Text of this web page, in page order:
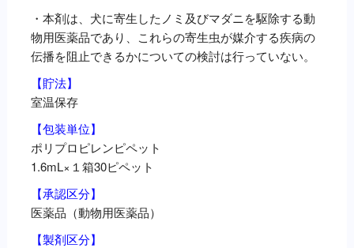
・本剤は、犬に寄生したノミ及びマダニを駆除する動
物用医薬品であり、これらの寄生虫が媒介する疾病の
伝播を阻止できるかについての検討は行っていない。
【貯法】
室温保存
【包装単位】
ポリプロピレンピペット
1.6mL×１箱30ピペット
【承認区分】
医薬品（動物用医薬品）
【製剤区分】